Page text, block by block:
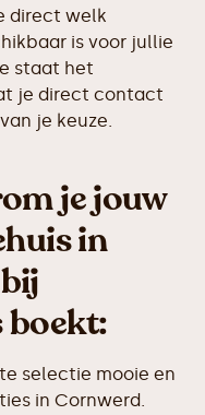
direct welk
is voor jullie
staat het
je direct contact
je keuze.
je jouw
in
boekt:
selectie mooie en
in Cornwerd.